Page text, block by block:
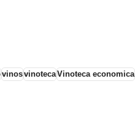
vinosvinotecaVinoteca economica